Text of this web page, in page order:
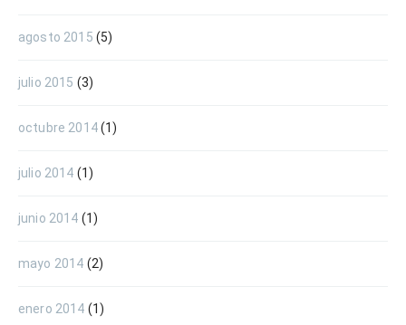
agosto 2015 (5)
julio 2015 (3)
octubre 2014(1)
julio 2014 (1)
junio 2014 (1)
mayo 2014 (2)
enero 2014 (1)